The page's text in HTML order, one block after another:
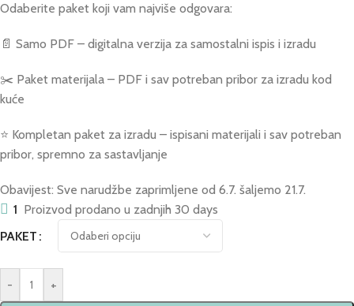
Odaberite paket koji vam najviše odgovara:
📄 Samo PDF – digitalna verzija za samostalni ispis i izradu
✂️ Paket materijala – PDF i sav potreban pribor za izradu kod
kuće
⭐ Kompletan paket za izradu – ispisani materijali i sav potreban
pribor, spremno za sastavljanje
Obavijest: Sve narudžbe zaprimljene od 6.7. šaljemo 21.7.
1 Proizvod prodano u zadnjih 30 days
PAKET
- +